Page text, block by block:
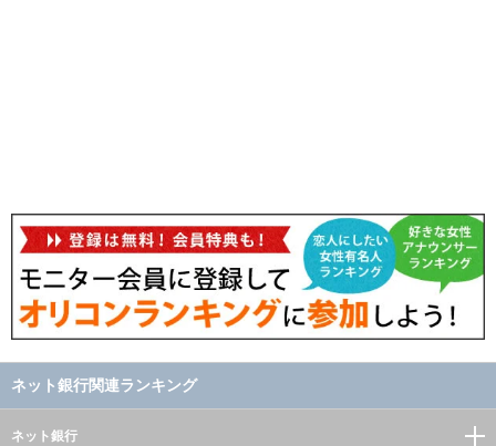
ネット銀行関連ランキング
ネット銀行